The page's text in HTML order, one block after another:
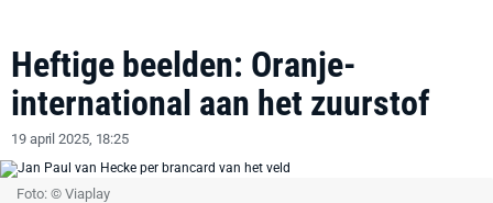
Heftige beelden: Oranje-
international aan het zuurstof
19 april 2025, 18:25
Foto: © Viaplay